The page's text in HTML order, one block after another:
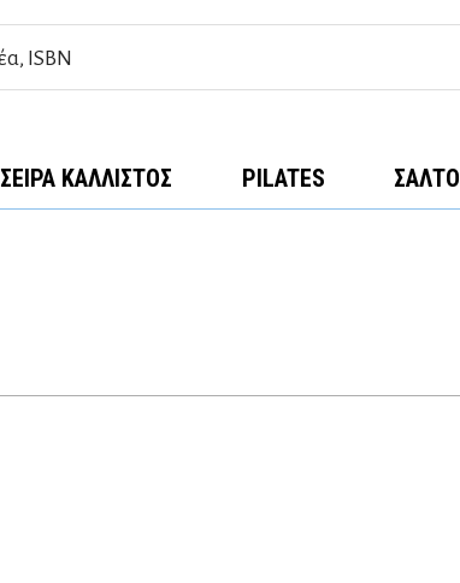
ΣΕΙΡΆ ΚΆΛΛΙΣΤΟΣ PILATES ΣΑΛΤΟ